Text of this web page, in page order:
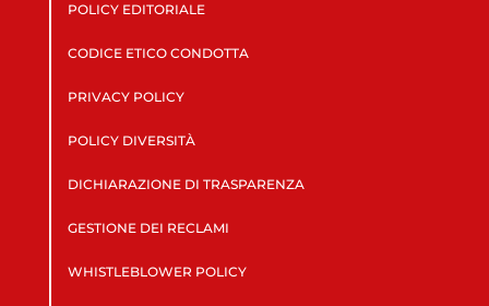
POLICY EDITORIALE
CODICE ETICO CONDOTTA
PRIVACY POLICY
POLICY DIVERSITÀ
DICHIARAZIONE DI TRASPARENZA
GESTIONE DEI RECLAMI
WHISTLEBLOWER POLICY